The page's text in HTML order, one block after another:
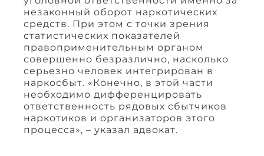
незаконный оборот наркотических
средств. При этом с точки зрения
статистических показателей
правоприменительным органом
совершенно безразлично, насколько
серьезно человек интегрирован в
наркосбыт. «Конечно, в этой части
необходимо дифференцировать
ответственность рядовых сбытчиков
наркотиков и организаторов этого
процесса», – указал адвокат.